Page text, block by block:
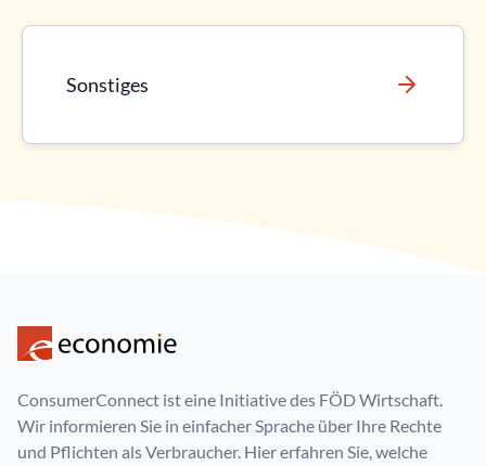
Sonstiges
ConsumerConnect ist eine Initiative des FÖD Wirtschaft.
Wir informieren Sie in einfacher Sprache über Ihre Rechte
und Pflichten als Verbraucher. Hier erfahren Sie, welche